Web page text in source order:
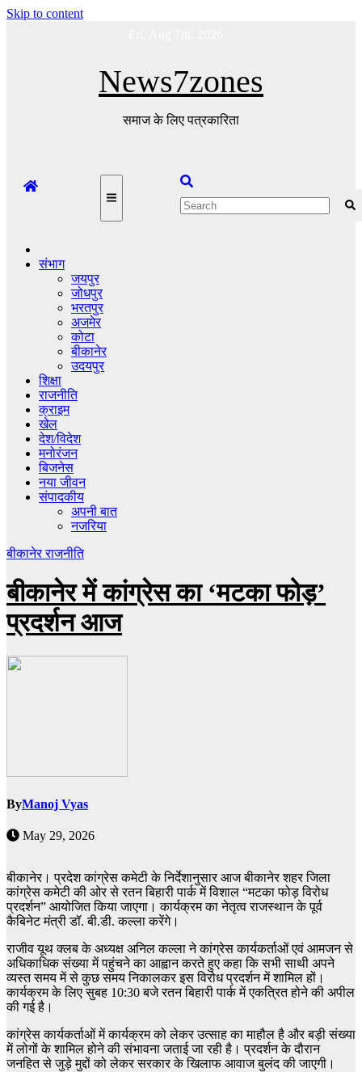
Skip to content
News7zones
समाज के लिए पत्रकारिता
संभाग
जयपुर
जोधपुर
भरतपुर
अजमेर
कोटा
बीकानेर
उदयपुर
शिक्षा
राजनीति
क्राइम
खेल
देश/विदेश
मनोरंजन
बिजनेस
नया जीवन
संपादकीय
अपनी बात
नजरिया
बीकानेरराजनीति
बीकानेर में कांग्रेस का ‘मटका फोड़’
प्रदर्शन आज
ByManoj Vyas
May 29, 2026
बीकानेर। प्रदेश कांग्रेस कमेटी के निर्देशानुसार आज बीकानेर शहर जिला
कांग्रेस कमेटी की ओर से रतन बिहारी पार्क में विशाल “मटका फोड़ विरोध
प्रदर्शन” आयोजित किया जाएगा। कार्यक्रम का नेतृत्व राजस्थान के पूर्व
कैबिनेट मंत्री डॉ. बी.डी. कल्ला करेंगे।
राजीव यूथ क्लब के अध्यक्ष अनिल कल्ला ने कांग्रेस कार्यकर्ताओं एवं आमजन से
अधिकाधिक संख्या में पहुंचने का आह्वान करते हुए कहा कि सभी साथी अपने
व्यस्त समय में से कुछ समय निकालकर इस विरोध प्रदर्शन में शामिल हों।
कार्यक्रम के लिए सुबह 10:30 बजे रतन बिहारी पार्क में एकत्रित होने की अपील
की गई है।
कांग्रेस कार्यकर्ताओं में कार्यक्रम को लेकर उत्साह का माहौल है और बड़ी संख्या
में लोगों के शामिल होने की संभावना जताई जा रही है। प्रदर्शन के दौरान
जनहित से जुड़े मुद्दों को लेकर सरकार के खिलाफ आवाज बुलंद की जाएगी।